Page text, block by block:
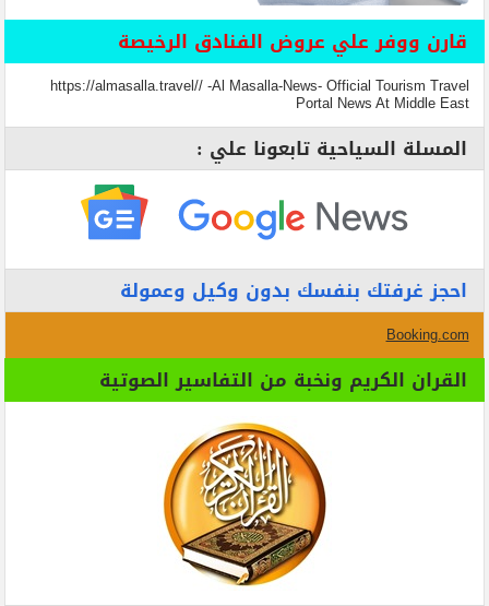
قارن ووفر علي عروض الفنادق الرخيصة
https://almasalla.travel// -Al Masalla-News- Official Tourism Travel
Portal News At Middle East
المسلة السياحية تابعونا علي :
احجز غرفتك بنفسك بدون وكيل وعمولة
Booking.com
القران الكريم ونخبة من التفاسير الصوتية